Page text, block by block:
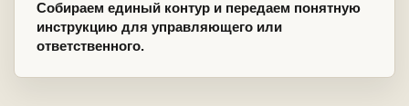
Собираем единый контур и передаем понятную
инструкцию для управляющего или
ответственного.